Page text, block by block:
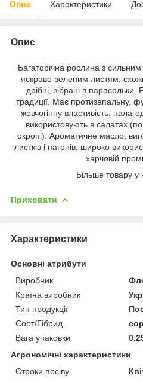
Опис Характеристики
Опис
Багаторічна рослина з
яскраво-зеленим листям,
дрібні, зібрані в
традиції. Має протизапальну,
жовчогінну властивість,
використовують в салатах
окропі). Ароматичне масло,
листків і пагонів, широко
харчовій
Більше товару у
Приховати
Характеристики
Основні атрибути
Виробник
Країна виробник
Тип продукції
Сорт/Гібрид
Вага упаковки
Агрономічні характеристики
Строки посіву